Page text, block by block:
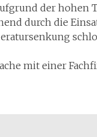
der hohen
durch die
mit einer